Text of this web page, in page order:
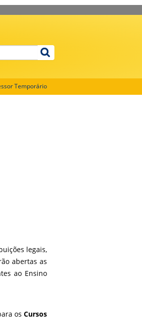
Temporário
legais,
abertas as
ao Ensino
osCursos